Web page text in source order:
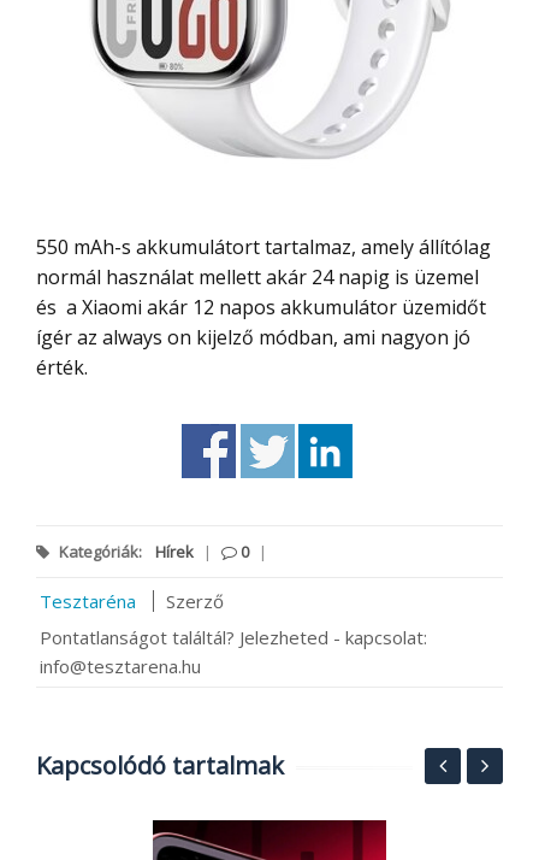
550 mAh-s akkumulátort tartalmaz, amely állítólag
normál használat mellett akár 24 napig is üzemel
és a Xiaomi akár 12 napos akkumulátor üzemidőt
ígér az always on kijelző módban, ami nagyon jó
érték.
Kategóriák: Hírek | 0 |
Tesztaréna
Szerző
Pontatlanságot találtál? Jelezheted - kapcsolat:
info@tesztarena.hu
Kapcsolódó tartalmak